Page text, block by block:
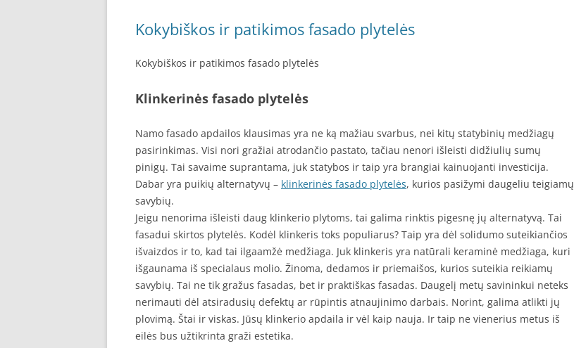
Kokybiškos ir patikimos fasado plytelės
Kokybiškos ir patikimos fasado plytelės
Klinkerinės fasado plytelės
Namo fasado apdailos klausimas yra ne ką mažiau svarbus, nei kitų statybinių medžiagų
pasirinkimas. Visi nori gražiai atrodančio pastato, tačiau nenori išleisti didžiulių sumų
pinigų. Tai savaime suprantama, juk statybos ir taip yra brangiai kainuojanti investicija.
Dabar yra puikių alternatyvų – klinkerinės fasado plytelės, kurios pasižymi daugeliu teigiamų
savybių.
Jeigu nenorima išleisti daug klinkerio plytoms, tai galima rinktis pigesnę jų alternatyvą. Tai
fasadui skirtos plytelės. Kodėl klinkeris toks populiarus? Taip yra dėl solidumo suteikiančios
išvaizdos ir to, kad tai ilgaamžė medžiaga. Juk klinkeris yra natūrali keraminė medžiaga, kuri
išgaunama iš specialaus molio. Žinoma, dedamos ir priemaišos, kurios suteikia reikiamų
savybių. Tai ne tik gražus fasadas, bet ir praktiškas fasadas. Daugelį metų savininkui neteks
nerimauti dėl atsiradusių defektų ar rūpintis atnaujinimo darbais. Norint, galima atlikti jų
plovimą. Štai ir viskas. Jūsų klinkerio apdaila ir vėl kaip nauja. Ir taip ne vienerius metus iš
eilės bus užtikrinta graži estetika.